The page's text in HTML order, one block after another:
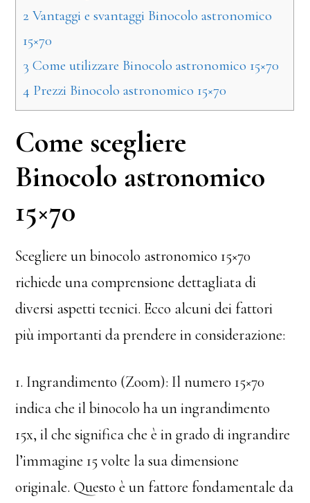
2 Vantaggi e svantaggi Binocolo astronomico
15×70
3 Come utilizzare Binocolo astronomico 15×70
4 Prezzi Binocolo astronomico 15×70
Come scegliere
Binocolo astronomico
15×70
Scegliere un binocolo astronomico 15×70
richiede una comprensione dettagliata di
diversi aspetti tecnici. Ecco alcuni dei fattori
più importanti da prendere in considerazione:
1. Ingrandimento (Zoom): Il numero 15×70
indica che il binocolo ha un ingrandimento
15x, il che significa che è in grado di ingrandire
l’immagine 15 volte la sua dimensione
originale. Questo è un fattore fondamentale da